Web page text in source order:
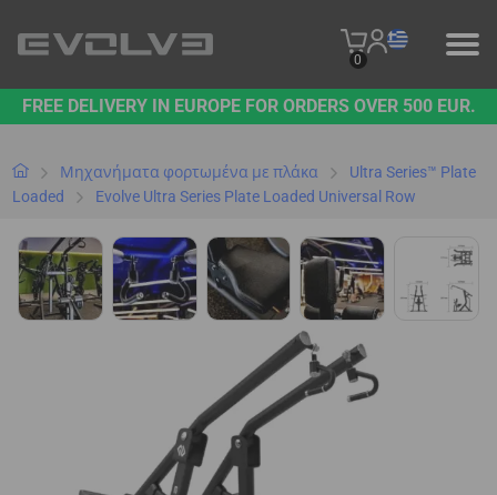
0
ΠΡΟΪΌΝΤΑ
Η ΜΆΡΚΑ ΜΑΣ
B2B PLATFORM
FREE DELIVERY IN EUROPE FOR ORDERS OVER 500 EUR.
Μηχανήματα φορτωμένα με πλάκα
Ultra Series™ Plate
Loaded
Evolve Ultra Series Plate Loaded Universal Row